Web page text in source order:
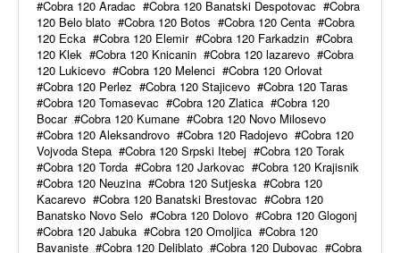
Cobra 120 Aradac
Cobra 120 Banatski Despotovac
Cobra
120 Belo blato
Cobra 120 Botos Cobra 120 Centa
Cobra
120 Ecka
Cobra 120 Elemir Cobra 120 Farkadzin
Cobra
120 Klek
Cobra 120 Knicanin Cobra 120 lazarevo
Cobra
120 Lukicevo
Cobra 120 Melenci
Cobra 120 Orlovat
Cobra 120 Perlez
Cobra 120 Stajicevo
Cobra 120 Taras
Cobra 120 Tomasevac
Cobra 120 Zlatica
Cobra 120
Bocar
Cobra 120 Kumane
Cobra 120 Novo Milosevo
Cobra 120 Aleksandrovo
Cobra 120 Radojevo
Cobra 120
Vojvoda Stepa
Cobra 120 Srpski Itebej
Cobra 120 Torak
Cobra 120 Torda
Cobra 120 Jarkovac
Cobra 120 Krajisnik
Cobra 120 Neuzina
Cobra 120 Sutjeska
Cobra 120
Kacarevo
Cobra 120 Banatski Brestovac
Cobra 120
Banatsko Novo Selo
Cobra 120 Dolovo
Cobra 120 Glogonj
Cobra 120 Jabuka
Cobra 120 Omoljica
Cobra 120
Bavaniste
Cobra 120 Deliblato Cobra 120 Dubovac
Cobra